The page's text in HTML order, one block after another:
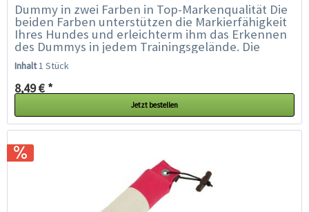
Dummy in zwei Farben in Top-Markenqualität Die
beiden Farben unterstützen die Markierfähigkeit
Ihres Hundes und erleichterm ihm das Erkennen
des Dummys in jedem Trainingsgelände. Die
spezielle Füllung und...
Inhalt1 Stück
8,49 € *
Jetzt bestellen